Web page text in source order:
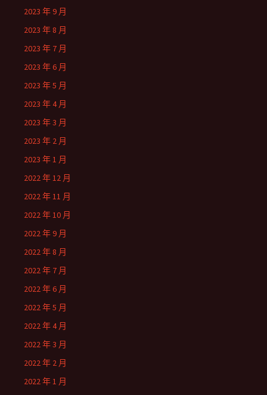
2023 年 9 月
2023 年 8 月
2023 年 7 月
2023 年 6 月
2023 年 5 月
2023 年 4 月
2023 年 3 月
2023 年 2 月
2023 年 1 月
2022 年 12 月
2022 年 11 月
2022 年 10 月
2022 年 9 月
2022 年 8 月
2022 年 7 月
2022 年 6 月
2022 年 5 月
2022 年 4 月
2022 年 3 月
2022 年 2 月
2022 年 1 月